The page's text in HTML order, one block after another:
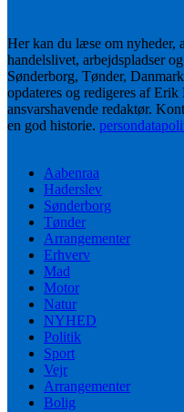
Her kan du læse om nyheder,
handelslivet, arbejdspladser
Sønderborg, Tønder,
opdateres og redigeres af Erik
ansvarshavende redaktør.
en god historie.
Aabenraa
Haderslev
Sønderborg
Tønder
Arrangementer
Erhverv
Mad
Motor
Natur
NYHED
Politik
Sport
Vejr
Arrangementer
Bolig